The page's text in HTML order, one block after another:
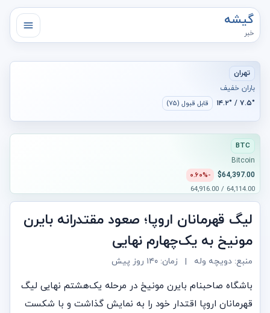
گیشه
خبر
تهران
باران خفیف
۷.۵° / ۱۴.۲° قابل قبول (۷۵)
BTC
Bitcoin
$64,397.00
-۰.۶۰%
64,114.00 / 64,916.00
لیگ قهرمانان اروپا؛ صعود مقتدرانه بایرن
مونیخ به یک‌چهارم نهایی
منبع: دویچه وله | زمان: ۱۴۰ روز پیش
باشگاه صاحبنام بایرن مونیخ در مرحله یک‌هشتم نهایی لیگ
قهرمانان اروپا اقتدار خود را به نمایش گذاشت و با شکست